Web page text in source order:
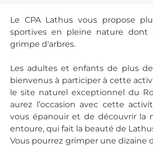
Le CPA Lathus vous propose
sportives en pleine nature dont
grimpe d'arbres.
Les adultes et enfants de plus
bienvenus à participer à cette
le site naturel exceptionnel du
aurez l’occasion avec cette
vous épanouir et de découvrir la
entoure, qui fait la beauté de
Vous pourrez grimper une dizaine